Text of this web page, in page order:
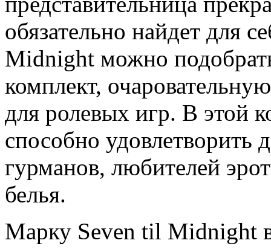
обязательно найдет для
Midnight можно
комплект,
для ролевых игр. В этой
способно
гурманов, любителей
белья.
Марку Seven til Midnight